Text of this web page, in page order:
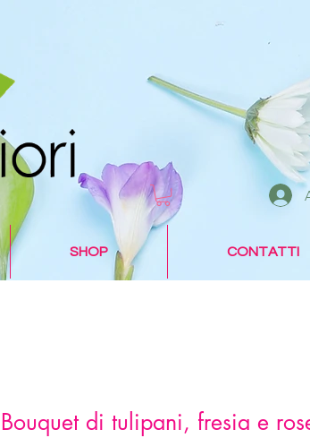
Bouquet di tulipani, fresia e
SHOP CONTATTI